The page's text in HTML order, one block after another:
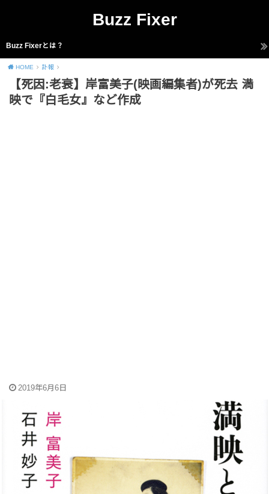
Buzz Fixer
Buzz Fixerとは？
HOME 訃報
【死因:老衰】岸富美子(映画編集者)が死去 満
映で『白毛女』など作成
2019年6月6日